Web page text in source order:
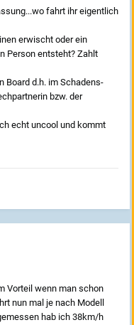
fahrt ihr eigentlich
erwischt oder ein
Person entsteht? Zahlt
Board d.h. im Schadens-
bzw. der
echt uncool und kommt
Vorteil wenn man schon
nun mal je nach Modell
hab ich 38km/h